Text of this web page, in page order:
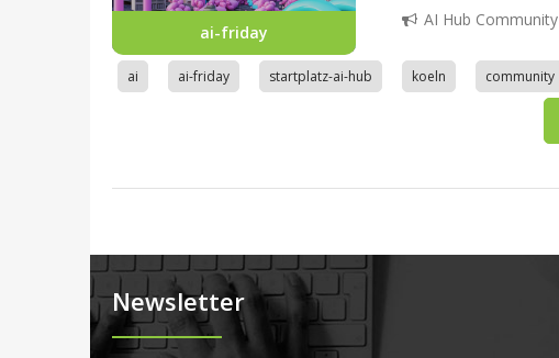
ai-friday
AI Hub Community
ai ai-friday startplatz-ai-hub koeln community
Newsletter